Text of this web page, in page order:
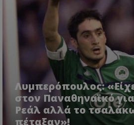
Λυμπερόπουλος:
στον Παναθηναϊκό
Ρεάλ αλλά το
πέταξαν»!